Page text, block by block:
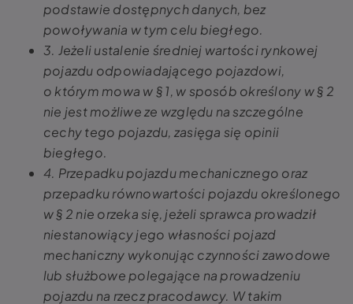
podstawie dostępnych danych, bez
powoływania w tym celu biegłego.
3. Jeżeli ustalenie średniej wartości rynkowej
pojazdu odpowiadającego pojazdowi,
o którym mowa w § 1, w sposób określony w § 2
nie jest możliwe ze względu na szczególne
cechy tego pojazdu, zasięga się opinii
biegłego.
4. Przepadku pojazdu mechanicznego oraz
przepadku równowartości pojazdu określonego
w § 2 nie orzeka się, jeżeli sprawca prowadził
niestanowiący jego własności pojazd
mechaniczny wykonując czynności zawodowe
lub służbowe polegające na prowadzeniu
pojazdu na rzecz pracodawcy. W takim